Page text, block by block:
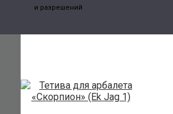
и разрешений